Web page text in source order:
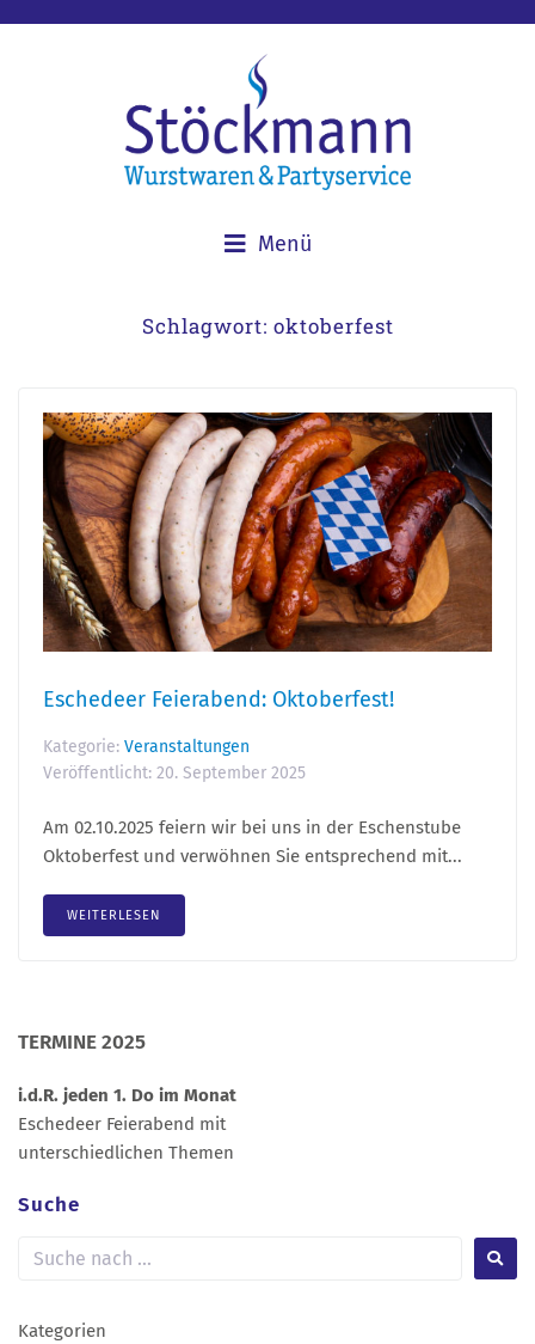
Menü
Schlagwort: oktoberfest
Eschedeer Feierabend: Oktoberfest!
Kategorie: Veranstaltungen
Veröffentlicht: 20. September 2025
Am 02.10.2025 feiern wir bei uns in der Eschenstube
Oktoberfest und verwöhnen Sie entsprechend mit...
WEITERLESEN
TERMINE 2025
i.d.R. jeden 1. Do im Monat
Eschedeer Feierabend mit
unterschiedlichen Themen
Suche
Kategorien